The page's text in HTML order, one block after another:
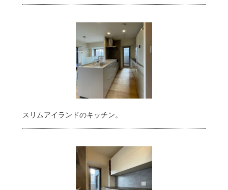
スリムアイランドのキッチン。